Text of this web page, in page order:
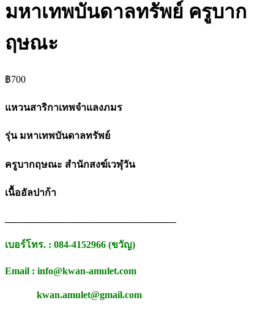
มหาเทพบันดาลทรัพย์ ครูบาก
ฤษณะ
฿700
แหวนสาริกาเทพจำแลงภมร
รุ่น มหาเทพบันดาลทรัพย์
ครูบากฤษณะ สำนักสงฆ์เวฬุวัน
เนื้ออัลปาก้า
เบอร์โทร. : 084-4152966 (ขวัญ)
Email : info@kwan-amulet.com
kwan.amulet@gmail.com